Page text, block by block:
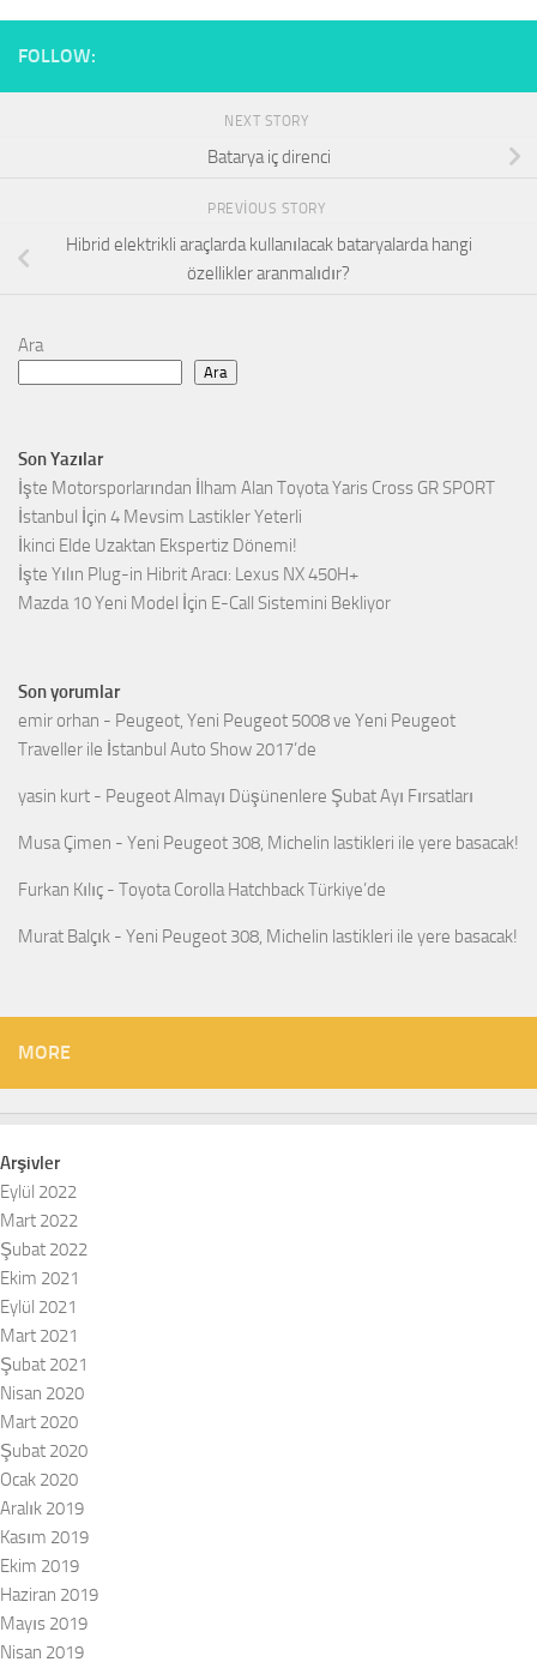
FOLLOW:
NEXT STORY
Batarya iç direnci
PREVIOUS STORY
Hibrid elektrikli araçlarda kullanılacak bataryalarda hangi
özellikler aranmalıdır?
Ara
Ara
Son Yazılar
İşte Motorsporlarından İlham Alan Toyota Yaris Cross GR SPORT
İstanbul İçin 4 Mevsim Lastikler Yeterli
İkinci Elde Uzaktan Ekspertiz Dönemi!
İşte Yılın Plug-in Hibrit Aracı: Lexus NX 450H+
Mazda 10 Yeni Model İçin E-Call Sistemini Bekliyor
Son yorumlar
emir orhan - Peugeot, Yeni Peugeot 5008 ve Yeni Peugeot
Traveller ile İstanbul Auto Show 2017’de
yasin kurt - Peugeot Almayı Düşünenlere Şubat Ayı Fırsatları
Musa Çimen - Yeni Peugeot 308, Michelin lastikleri ile yere basacak!
Furkan Kılıç - Toyota Corolla Hatchback Türkiye’de
Murat Balçık - Yeni Peugeot 308, Michelin lastikleri ile yere basacak!
MORE
Arşivler
Eylül 2022
Mart 2022
Şubat 2022
Ekim 2021
Eylül 2021
Mart 2021
Şubat 2021
Nisan 2020
Mart 2020
Şubat 2020
Ocak 2020
Aralık 2019
Kasım 2019
Ekim 2019
Haziran 2019
Mayıs 2019
Nisan 2019